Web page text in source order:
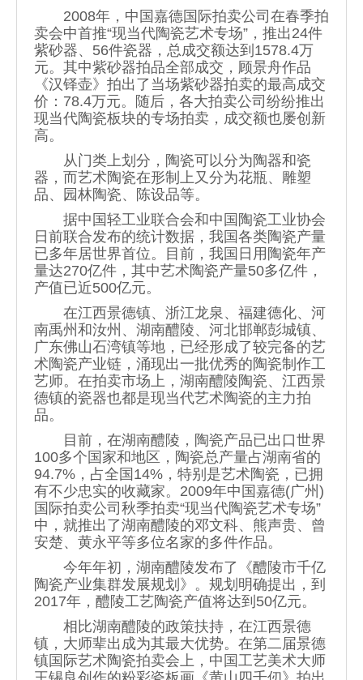
2008年，中国嘉德国际拍卖公司在春季拍
卖会中首推“现当代陶瓷艺术专场”，推出24件
紫砂器、56件瓷器，总成交额达到1578.4万
元。其中紫砂器拍品全部成交，顾景舟作品
《汉铎壶》拍出了当场紫砂器拍卖的最高成交
价：78.4万元。随后，各大拍卖公司纷纷推出
现当代陶瓷板块的专场拍卖，成交额也屡创新
高。
从门类上划分，陶瓷可以分为陶器和瓷
器，而艺术陶瓷在形制上又分为花瓶、雕塑
品、园林陶瓷、陈设品等。
据中国轻工业联合会和中国陶瓷工业协会
日前联合发布的统计数据，我国各类陶瓷产量
已多年居世界首位。目前，我国日用陶瓷年产
量达270亿件，其中艺术陶瓷产量50多亿件，
产值已近500亿元。
在江西景德镇、浙江龙泉、福建德化、河
南禹州和汝州、湖南醴陵、河北邯郸彭城镇、
广东佛山石湾镇等地，已经形成了较完备的艺
术陶瓷产业链，涌现出一批优秀的陶瓷制作工
艺师。在拍卖市场上，湖南醴陵陶瓷、江西景
德镇的瓷器也都是现当代艺术陶瓷的主力拍
品。
目前，在湖南醴陵，陶瓷产品已出口世界
100多个国家和地区，陶瓷总产量占湖南省的
94.7%，占全国14%，特别是艺术陶瓷，已拥
有不少忠实的收藏家。2009年中国嘉德(广州)
国际拍卖公司秋季拍卖“现当代陶瓷艺术专场”
中，就推出了湖南醴陵的邓文科、熊声贵、曾
安楚、黄永平等多位名家的多件作品。
今年年初，湖南醴陵发布了《醴陵市千亿
陶瓷产业集群发展规划》。规划明确提出，到
2017年，醴陵工艺陶瓷产值将达到50亿元。
相比湖南醴陵的政策扶持，在江西景德
镇，大师辈出成为其最大优势。在第二届景德
镇国际艺术陶瓷拍卖会上，中国工艺美术大师